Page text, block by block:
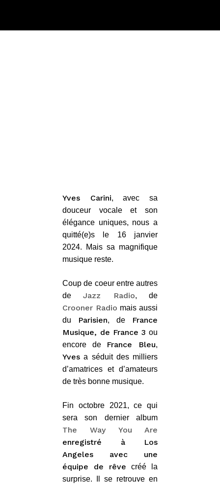
Yves Carini, avec sa
douceur vocale et son
élégance uniques, nous a
quitté(e)s le 16 janvier
2024. Mais sa magnifique
musique reste.
Coup de coeur entre autres
deJazz Radio, de
Crooner Radio mais aussi
du
Parisien, de
France
Musique, de France 3 ou
encore de
France Bleu,
Yves a séduit des milliers
d’amatrices et d’amateurs
de très bonne musique.
Fin octobre 2021, ce qui
sera son dernier album
The Way You Are
enregistré à Los
Angeles avec une
équipe de rêvecréé la
surprise. Il se retrouve en